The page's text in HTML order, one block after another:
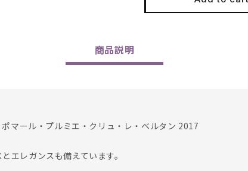
Cru
Huber-
商品説明
マール・プルミエ・クリュ・レ・ベルタン 2017
エレガンスも備えています。